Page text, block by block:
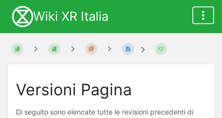
Wiki XR Italia
Versioni Pagina
Di seguito sono elencate tutte le revisioni precedenti di